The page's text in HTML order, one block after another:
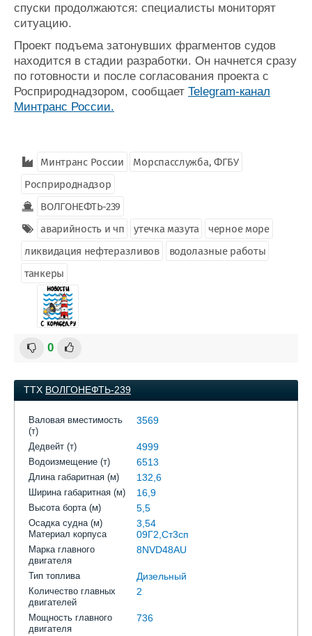
спуски продолжаются: специалисты мониторят
ситуацию.
Проект подъема затонувших фрагментов судов
находится в стадии разработки. Он начнется сразу
по готовности и после согласования проекта с
Росприроднадзором, сообщает Telegram-канал
Минтранс России.
Минтранс России
Морспасслужба, ФГБУ
Росприроднадзор
ВОЛГОНЕФТЬ-239
аварийность и чп
утечка мазута
черное море
ликвидация нефтеразливов
водолазные работы
танкеры
0
ТТХ ВОЛГОНЕФТЬ-239
Валовая вместимость
(т)
3569
Дедвейт (т) 4999
Водоизмещение (т) 6513
Длина габаритная (м) 132,6
Ширина габаритная (м) 16,9
Высота борта (м) 5,5
Осадка судна (м) 3,54
Материал корпуса 09Г2,Ст3сп
Марка главного
двигателя
8NVD48AU
Тип топлива Дизельный
Количество главных
двигателей
2
Мощность главного
двигателя
736